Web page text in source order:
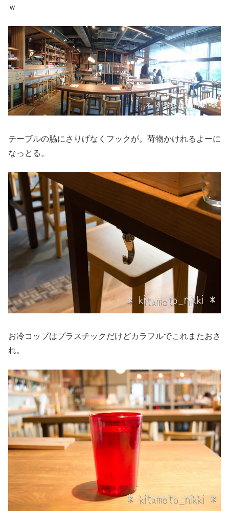
ｗ
テーブルの脇にさりげなくフックが。荷物かけれるよーに
なっとる。
お冷コップはプラスチックだけどカラフルでこれまたおさ
れ。